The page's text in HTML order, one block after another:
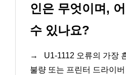
인은 무엇이며,
수 있나요?
→
U1-1112 오류의 가장
불량 또는 프린터 드라이